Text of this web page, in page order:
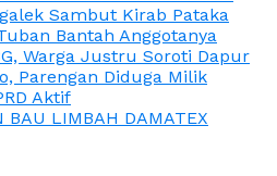
Sambut Kirab Pataka
Bantah Anggotanya
Warga Justru Soroti Dapur
Parengan Diduga Milik
Aktif
BAU LIMBAH DAMATEX